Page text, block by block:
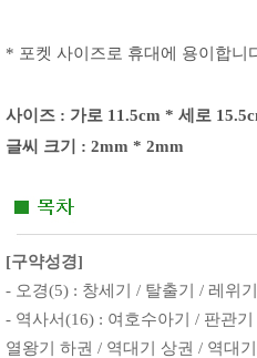
* 포켓 사이즈로 휴대에 용이합니
사이즈 : 가로 11.5cm * 세로
글씨 크기 : 2mm * 2mm
[구약성경]
- 오경(5) : 창세기 / 탈출기 / 레위
- 역사서(16) : 여호수아기 / 판관
열왕기 하권 / 역대기 상권 / 역대